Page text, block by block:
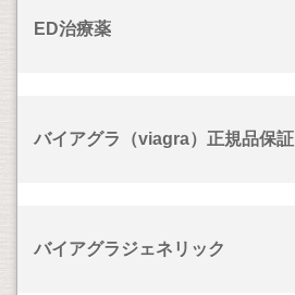
ED治療薬
バイアグラ（viagra）正規品保証
バイアグラジェネリック